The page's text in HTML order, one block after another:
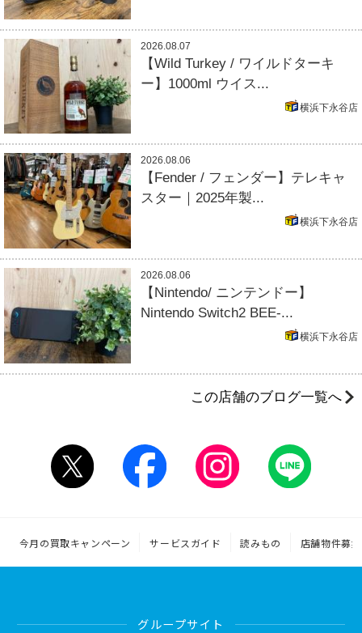
2026.08.07
【Wild Turkey / ワイルドターキ
ー】1000ml ウイス...
横浜下永谷店
2026.08.06
【Fender / フェンダー】テレキャ
スター｜2025年製...
横浜下永谷店
2026.08.06
【Nintendo/ ニンテンドー】
Nintendo Switch2 BEE-...
横浜下永谷店
この店舗のブログ一覧へ
今月の買取キャンペーン サービスガイド 読みもの 店舗物件募集
グループサイト